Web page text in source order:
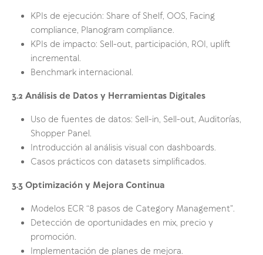
KPIs de ejecución: Share of Shelf, OOS, Facing
compliance, Planogram compliance.
KPIs de impacto: Sell-out, participación, ROI, uplift
incremental.
Benchmark internacional.
3.2 Análisis de Datos y Herramientas Digitales
Uso de fuentes de datos: Sell-in, Sell-out, Auditorías,
Shopper Panel.
Introducción al análisis visual con dashboards.
Casos prácticos con datasets simplificados.
3.3 Optimización y Mejora Continua
Modelos ECR “8 pasos de Category Management".
Detección de oportunidades en mix, precio y
promoción.
Implementación de planes de mejora.